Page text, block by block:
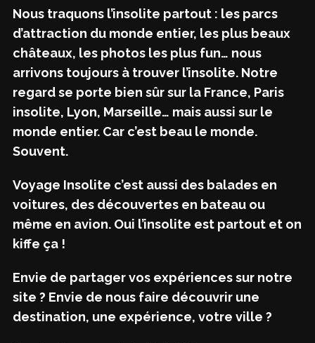
Nous traquons l’insolite partout : les parcs
d’attraction du monde entier, les plus beaux
châteaux, les photos les plus fun… nous
arrivons toujours à trouver l’insolite. Notre
regard se porte bien sûr sur la France, Paris
insolite, Lyon, Marseille… mais aussi sur le
monde entier. Car c’est beau le monde.
Souvent.
Voyage Insolite c’est aussi des balades en
voitures, des découvertes en bateau ou
même en avion. Oui l’insolite est partout et on
kiffe ça !
Envie de partager vos expériences sur notre
site ? Envie de nous faire découvrir une
destination, une expérience, votre ville ?